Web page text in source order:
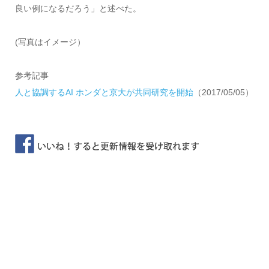
良い例になるだろう」と述べた。
(写真はイメージ）
参考記事
人と協調するAI ホンダと京大が共同研究を開始（2017/05/05）